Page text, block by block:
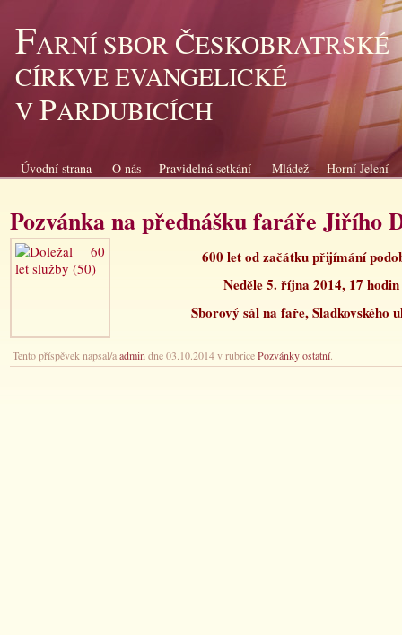
FARNÍ SBOR ČESKOBRATRSKÉ
CÍRKVE EVANGELICKÉ
VPARDUBICÍCH
Úvodní strana O nás Pravidelná setkání Mládež Horní Jelení
Pozvánka na přednášku faráře Jiřího
600 let od začátku přijímání
Neděle 5. října 2014, 17 hodin
Sborový sál na faře, Sladkovského
Tento příspěvek napsal/aadmin dne 03.10.2014 v rubricePozvánky ostatní.